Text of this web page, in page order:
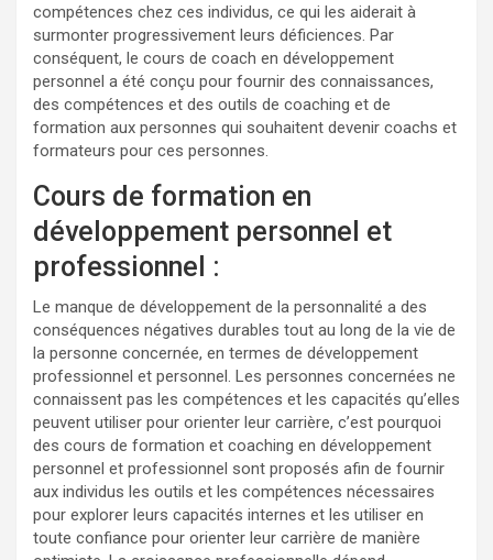
compétences chez ces individus, ce qui les aiderait à
surmonter progressivement leurs déficiences. Par
conséquent, le cours de coach en développement
personnel a été conçu pour fournir des connaissances,
des compétences et des outils de coaching et de
formation aux personnes qui souhaitent devenir coachs et
formateurs pour ces personnes.
Cours de formation en
développement personnel et
professionnel :
Le manque de développement de la personnalité a des
conséquences négatives durables tout au long de la vie de
la personne concernée, en termes de développement
professionnel et personnel. Les personnes concernées ne
connaissent pas les compétences et les capacités qu’elles
peuvent utiliser pour orienter leur carrière, c’est pourquoi
des cours de formation et coaching en développement
personnel et professionnel sont proposés afin de fournir
aux individus les outils et les compétences nécessaires
pour explorer leurs capacités internes et les utiliser en
toute confiance pour orienter leur carrière de manière